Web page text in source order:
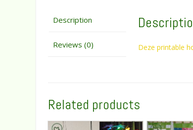
Description
Reviews (0) Deze printable
Related products